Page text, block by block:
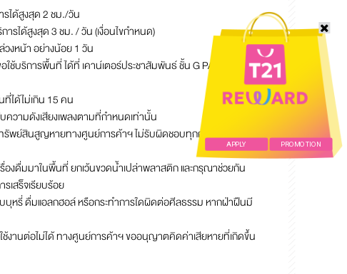
APPLY PROMOTION
รได้สูงสุด 2 ชม./วัน
ารได้สูงสุด 3 ชม. / วัน (เงื่อนไขกำหนด)
งหน้า อย่างน้อย 1 วัน
ช้บริการพื้นที่ ได้ที่ เคาน์เตอร์ประชาสัมพันธ์ ชั้น G PARIS ก่อนเข้า
ที่ได้ไม่เกิน 15 คน
ความดังเสียงเพลงตามที่กำหนดเท่านั้น
รัพย์สินสูญหายทางศูนย์การค้าฯ ไม่รับผิดชอบทุกกรณี (กระจก
องดื่มมาในพื้นที่ ยกเว้นขวดน้ำเปล่าพลาสติก และกรุณาช่วยกัน
เสร็จเรียบร้อย
หรี่ ดื่มแอลกฮอล์ หรือกระทำการใดผิดต่อศีลธรรม หากฝ่าฝืนมี
งานต่อไม่ได้ ทางศูนย์การค้าฯ ขออนุญาตคิดค่าเสียหายที่เกิดขึ้น